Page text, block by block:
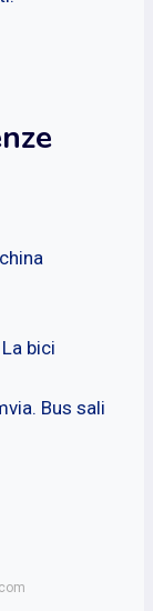
bici
Bus sali